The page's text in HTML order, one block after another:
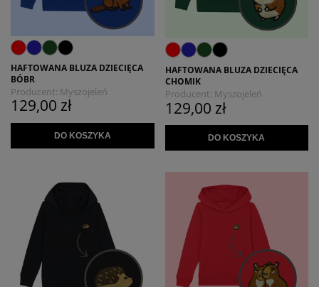
HAFTOWANA BLUZA DZIECIĘCA
BÓBR
Producent: Myszojeleń
129,00 zł
DO KOSZYKA
HAFTOWANA BLUZA DZIECIĘCA
CHOMIK
Producent: Myszojeleń
129,00 zł
DO KOSZYKA